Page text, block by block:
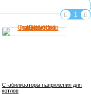
1
Стабилизаторы напряжения для
котлов